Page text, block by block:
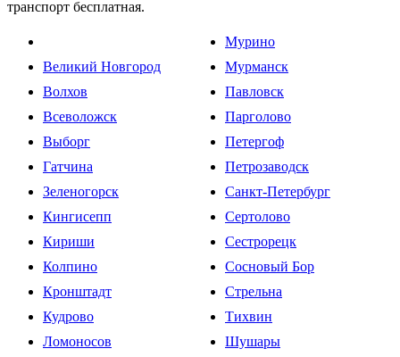
транспорт бесплатная.
Великий Новгород
Волхов
Всеволожск
Выборг
Гатчина
Зеленогорск
Кингисепп
Кириши
Колпино
Кронштадт
Кудрово
Ломоносов
Мурино
Мурманск
Павловск
Парголово
Петергоф
Петрозаводск
Санкт-Петербург
Сертолово
Сестрорецк
Сосновый Бор
Стрельна
Тихвин
Шушары